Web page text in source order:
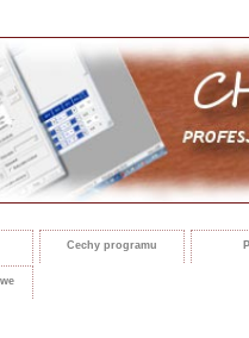
Cechy programu